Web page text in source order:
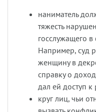
наниматель
тяжесть
госслужащего в
Например, суд
женщину в
справку о
дал ей доступ
круг лиц, чьи